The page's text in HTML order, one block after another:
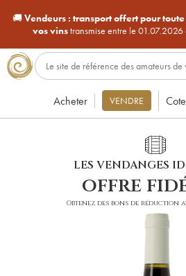
🚚Vendeurs : transport offert pour
vos vinstransmise entre le
Acheter VENDRE Cote
LES VENDANGES
offre
Obtenez des bons de réduction